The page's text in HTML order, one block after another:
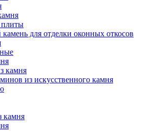
для отделки оконных откосов
камня
из искусственного камня
камня